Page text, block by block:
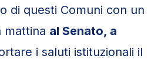
di questi Comuni con un
mattina al Senato, a
i saluti istituzionali il